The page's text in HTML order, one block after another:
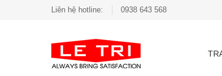
Liên hệ hotline: 0938 643 568